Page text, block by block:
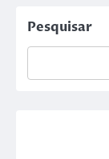
Pesquisar